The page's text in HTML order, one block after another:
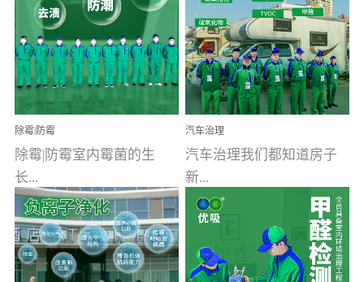
空气污染净化治理）工业
文明的进步，创造了多姿
多彩的家居产品和生活情
调，但也带来了以甲醛为
首的室内...
用行业公认奥维牌消毒
液，具备杀死人体冠状病
毒的功效，杀菌率
99.99%。相对于传统消毒
液来说，无...
除霉|防霉
除霉|防霉室内霉菌的生
长...
受温度、湿度、基质养
分、通风四个条件影响，
汽车治理
汽车治理我们都知道房子
新...
装修完会有甲醛，其实汽
车的甲醛超标问题更为严